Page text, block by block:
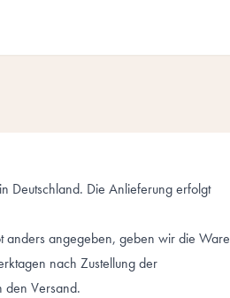
Deutschland. Die Anlieferung erfolgt
anders angegeben, geben wir die Ware
nach Zustellung der
den Versand.